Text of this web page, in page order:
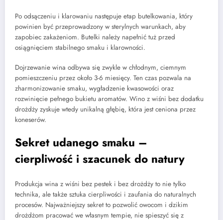
Po odsączeniu i klarowaniu następuje etap butelkowania, który
powinien być przeprowadzony w sterylnych warunkach, aby
zapobiec zakażeniom. Butelki należy napełnić tuż przed
osiągnięciem stabilnego smaku i klarowności.
Dojrzewanie wina odbywa się zwykle w chłodnym, ciemnym
pomieszczeniu przez około 3-6 miesięcy. Ten czas pozwala na
zharmonizowanie smaku, wygładzenie kwasowości oraz
rozwinięcie pełnego bukietu aromatów. Wino z wiśni bez dodatku
drożdży zyskuje wtedy unikalną głębię, która jest ceniona przez
koneserów.
Sekret udanego smaku –
cierpliwość i szacunek do natury
Produkcja wina z wiśni bez pestek i bez drożdży to nie tylko
technika, ale także sztuka cierpliwości i zaufania do naturalnych
procesów. Najważniejszy sekret to pozwolić owocom i dzikim
drożdżom pracować we własnym tempie, nie spieszyć się z